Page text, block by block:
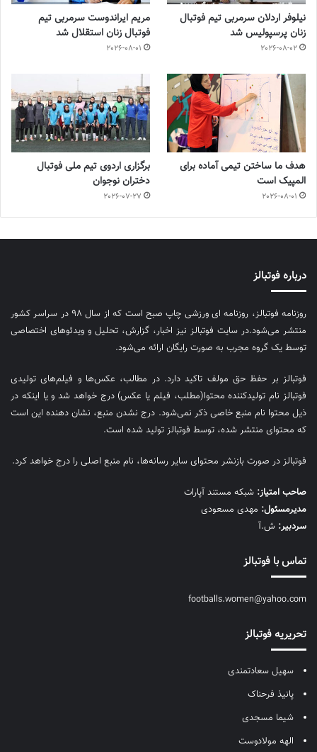
نیلوفر اردلان سرمربی تیم فوتبال
زنان پرسپولیس شد
2026-08-02
مریم ایراندوست سرمربی تیم
فوتبال زنان استقلال شد
2026-08-01
هدف ما ساختن تیمی آماده برای
المپیک است
2026-08-01
برگزاری اردوی تیم ملی فوتبال
دختران نوجوان
2026-07-27
درباره فوتبالز
روزنامه فوتبالز، روزنامه ای ورزشی چاپ صبح است که از سال ۹۸ در سراسر کشور
منتشر می‌شود.در سایت فوتبالز نیز اخبار، گزارش، تحلیل و ویدئوهای اختصاصی
توسط یک گروه مجرب به صورت رایگان ارائه می‌شود.
فوتبالز بر حفظ حق مولف تاکید دارد. در مطالب، عکس‌ها و فیلم‌های تولیدی
فوتبالز نام تولیدکننده محتوا(مطلب، فیلم یا عکس) درج خواهد شد و یا اینکه در
ذیل محتوا نام منبع خاصی ذکر نمی‌‎شود. درج نشدن منبع، نشان دهنده این است
که محتوای منتشر شده، توسط فوتبالز تولید شده است.
فوتبالز در صورت بازنشر محتوای سایر رسانه‌ها، نام منبع اصلی را درج خواهد کرد.
صاحب امتیاز: شبکه مستند آپارات
مديرمسئول: مهدی مسعودی
سردبیر: ش.آ
تماس با فوتبالز
footballs.women@yahoo.com
تحریریه فوتبالز
سهیل سعادتمندی
پانیذ فرحناک
شیما مسجدی
الهه مولادوست